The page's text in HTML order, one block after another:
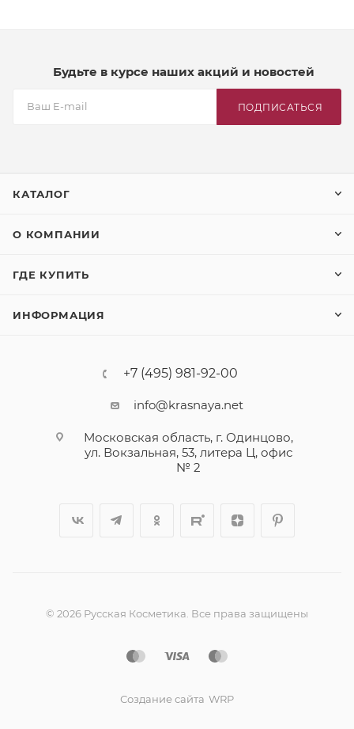
Будьте в курсе наших акций и новостей
ПОДПИСАТЬСЯ
КАТАЛОГ
О КОМПАНИИ
ГДЕ КУПИТЬ
ИНФОРМАЦИЯ
+7 (495) 981-92-00
info@krasnaya.net
Московская область, г. Одинцово,
ул. Вокзальная, 53, литера Ц, офис
№ 2
© 2026 Русская Косметика. Все права защищены
Создание сайта WRP